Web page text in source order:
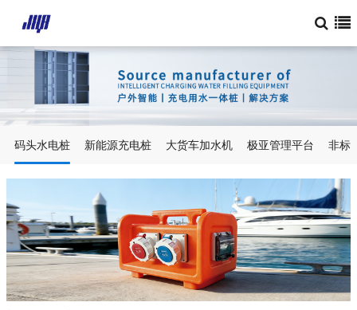
码头水电桩 新能源充电桩 大货车加水机 极亚管理平台 非标